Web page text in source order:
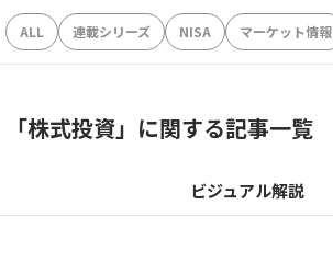
ALL 連載シリーズ NISA マーケット情報
「株式投資」に関する記事一覧
ビジュアル解説